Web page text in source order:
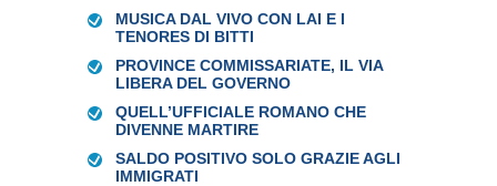
MUSICA DAL VIVO CON LAI E I
TENORES DI BITTI
PROVINCE COMMISSARIATE, IL VIA
LIBERA DEL GOVERNO
QUELL’UFFICIALE ROMANO CHE
DIVENNE MARTIRE
SALDO POSITIVO SOLO GRAZIE AGLI
IMMIGRATI